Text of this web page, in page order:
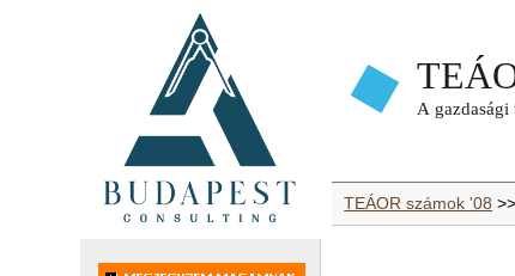
TEÁOR számok '08